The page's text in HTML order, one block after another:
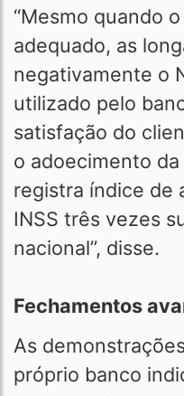
“Mesmo quando
adequado, as
negativamente o
utilizado pelo
satisfação do
o adoecimento
registra índice de
INSS três vezes
nacional”, disse.
Fechamentos
As
próprio banco